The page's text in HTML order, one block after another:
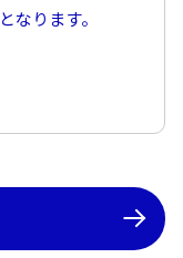
なります。